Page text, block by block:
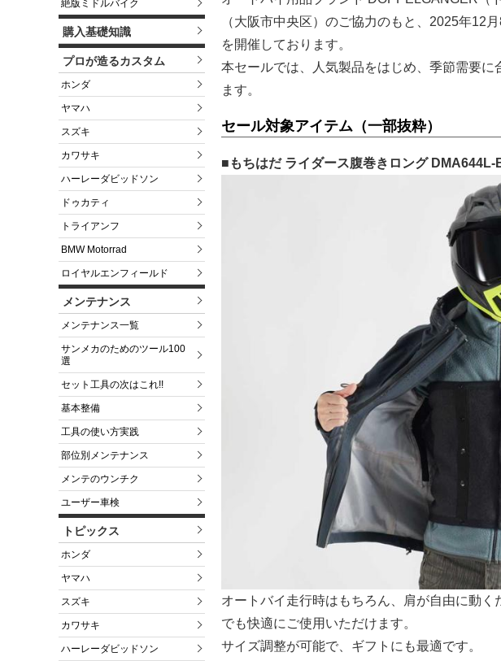
絶版ミドルバイク
購入基礎知識
プロが造るカスタム
ホンダ
ヤマハ
スズキ
カワサキ
ハーレーダビッドソン
ドゥカティ
トライアンフ
BMW Motorrad
ロイヤルエンフィールド
メンテナンス
メンテナンス一覧
サンメカのためのツール100
選
セット工具の次はこれ!!
基本整備
工具の使い方実践
部位別メンテナンス
メンテのウンチク
ユーザー車検
トピックス
ホンダ
ヤマハ
スズキ
カワサキ
ハーレーダビッドソン
（大阪市中央区）のご協力のもと、2025年12
を開催しております。
本セールでは、人気製品をはじめ、季節需要
ます。
セール対象アイテム（一部抜粋）
■もちはだ ライダース腹巻きロング DMA644L-
オートバイ走行時はもちろん、肩が自由に動
でも快適にご使用いただけます。
サイズ調整が可能で、ギフトにも最適です。